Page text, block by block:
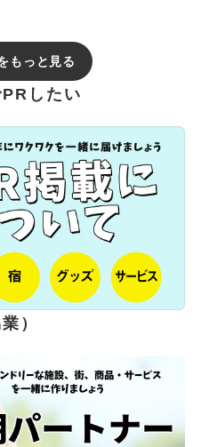
もっと見る
したい
）